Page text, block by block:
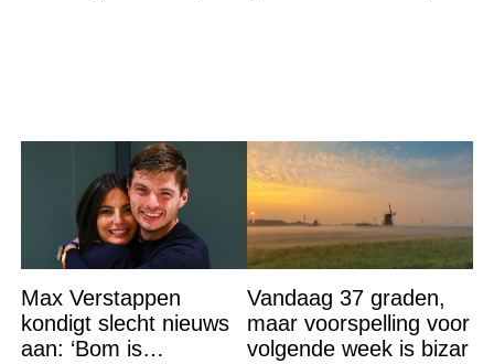
Max Verstappen
kondigt slecht nieuws
aan: ‘Bom is
Vandaag 37 graden,
maar voorspelling voor
volgende week is bizar